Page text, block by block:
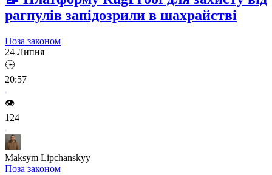
рагпулів запідозрили в шахрайстві
Поза законом
24 Липня
🕒
20:57
👁️
124
Maksym Lipchanskyy
Поза законом